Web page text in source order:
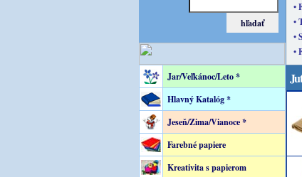
Jar/Veľkánoc/Leto *
Hlavný Katalóg *
Jeseň/Zima/Vianoce *
Farebné papiere
Kreativita s papierom
•
•
•
•